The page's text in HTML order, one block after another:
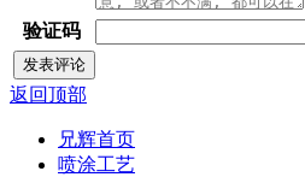
验证码
返回顶部
兄辉首页
喷涂工艺